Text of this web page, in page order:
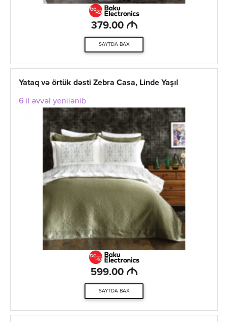
379.00 M
SAYTDA BAX
Yataq və örtük dəsti Zebra Casa, Linde Yaşıl
6 il əvvəl yenilənib
599.00 M
SAYTDA BAX